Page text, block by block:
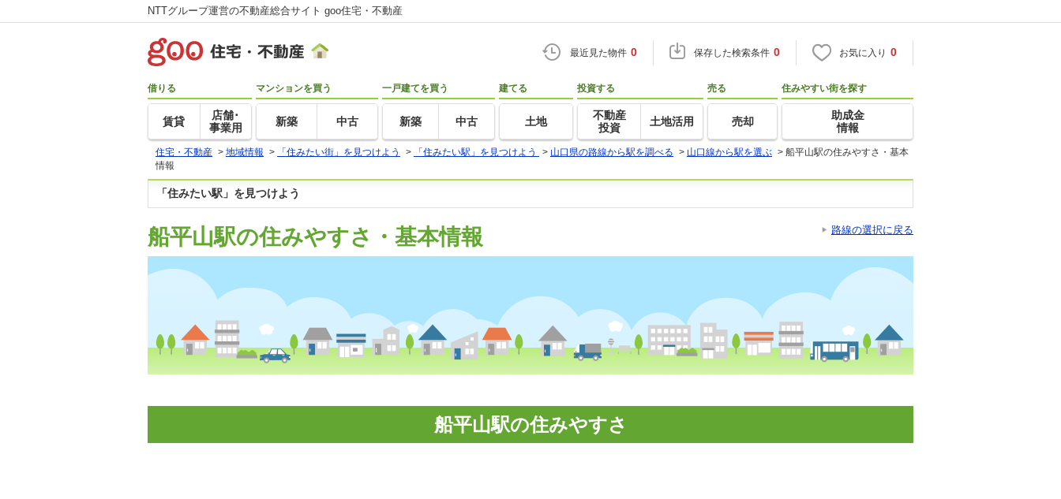
NTTグループ運営の不動産総合サイト goo住宅・不動産
最近見た物件 0 保存した検索条件 0 お気に入り 0
借りる
賃貸
店舗･
事業用
マンションを買う
新築 中古
一戸建てを買う
新築 中古
建てる
土地
投資する
不動産
投資
土地活用
売る
売却
住みやすい街を探す
助成金
情報
住宅・不動産 > 地域情報 > 「住みたい街」を見つけよう > 「住みたい駅」を見つけよう > 山口県の路線から駅を調べる > 山口線から駅を選ぶ > 船平山駅の住みやすさ・基本
情報
「住みたい駅」を見つけよう
船平山駅の住みやすさ・基本情報 路線の選択に戻る
船平山駅の住みやすさ